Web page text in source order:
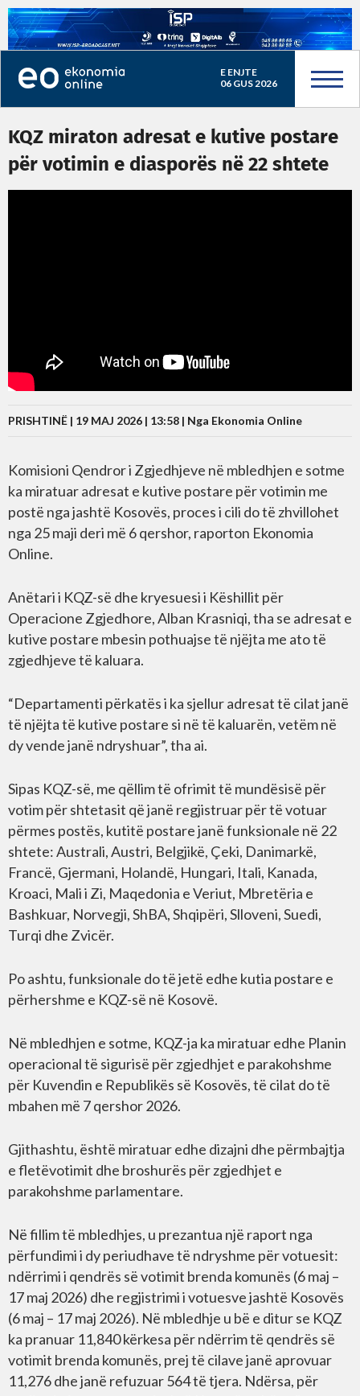
E ENJTE
06 GUS 2026
KQZ miraton adresat e kutive postare
për votimin e diasporës në 22 shtete
PRISHTINË | 19 MAJ 2026 | 13:58 | Nga Ekonomia Online
Komisioni Qendror i Zgjedhjeve në mbledhjen e sotme
ka miratuar adresat e kutive postare për votimin me
postë nga jashtë Kosovës, proces i cili do të zhvillohet
nga 25 maji deri më 6 qershor, raporton Ekonomia
Online.
Anëtari i KQZ-së dhe kryesuesi i Këshillit për
Operacione Zgjedhore, Alban Krasniqi, tha se adresat e
kutive postare mbesin pothuajse të njëjta me ato të
zgjedhjeve të kaluara.
“Departamenti përkatës i ka sjellur adresat të cilat janë
të njëjta të kutive postare si në të kaluarën, vetëm në
dy vende janë ndryshuar”, tha ai.
Sipas KQZ-së, me qëllim të ofrimit të mundësisë për
votim për shtetasit që janë regjistruar për të votuar
përmes postës, kutitë postare janë funksionale në 22
shtete: Australi, Austri, Belgjikë, Çeki, Danimarkë,
Francë, Gjermani, Holandë, Hungari, Itali, Kanada,
Kroaci, Mali i Zi, Maqedonia e Veriut, Mbretëria e
Bashkuar, Norvegji, ShBA, Shqipëri, Slloveni, Suedi,
Turqi dhe Zvicër.
Po ashtu, funksionale do të jetë edhe kutia postare e
përhershme e KQZ-së në Kosovë.
Në mbledhjen e sotme, KQZ-ja ka miratuar edhe Planin
operacional të sigurisë për zgjedhjet e parakohshme
për Kuvendin e Republikës së Kosovës, të cilat do të
mbahen më 7 qershor 2026.
Gjithashtu, është miratuar edhe dizajni dhe përmbajtja
e fletëvotimit dhe broshurës për zgjedhjet e
parakohshme parlamentare.
Në fillim të mbledhjes, u prezantua një raport nga
përfundimi i dy periudhave të ndryshme për votuesit:
ndërrimi i qendrës së votimit brenda komunës (6 maj –
17 maj 2026) dhe regjistrimi i votuesve jashtë Kosovës
(6 maj – 17 maj 2026). Në mbledhje u bë e ditur se KQZ
ka pranuar 11,840 kërkesa për ndërrim të qendrës së
votimit brenda komunës, prej të cilave janë aprovuar
11,276 dhe janë refuzuar 564 të tjera. Ndërsa, për